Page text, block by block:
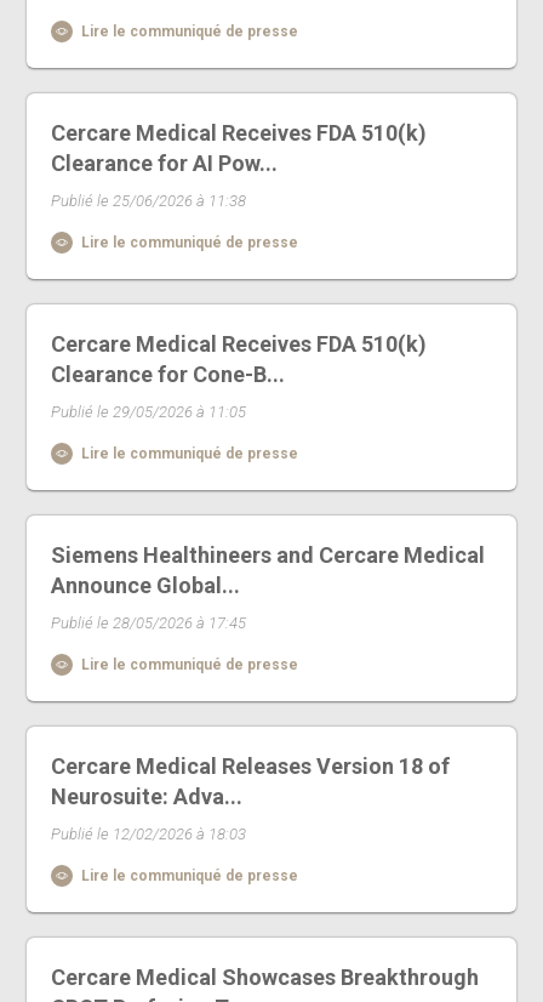
Lire le communiqué de presse
Cercare Medical Receives FDA 510(k)
Clearance for AI Pow...
Publié le 25/06/2026 à 11:38
Lire le communiqué de presse
Cercare Medical Receives FDA 510(k)
Clearance for Cone-B...
Publié le 29/05/2026 à 11:05
Lire le communiqué de presse
Siemens Healthineers and Cercare Medical
Announce Global...
Publié le 28/05/2026 à 17:45
Lire le communiqué de presse
Cercare Medical Releases Version 18 of
Neurosuite: Adva...
Publié le 12/02/2026 à 18:03
Lire le communiqué de presse
Cercare Medical Showcases Breakthrough